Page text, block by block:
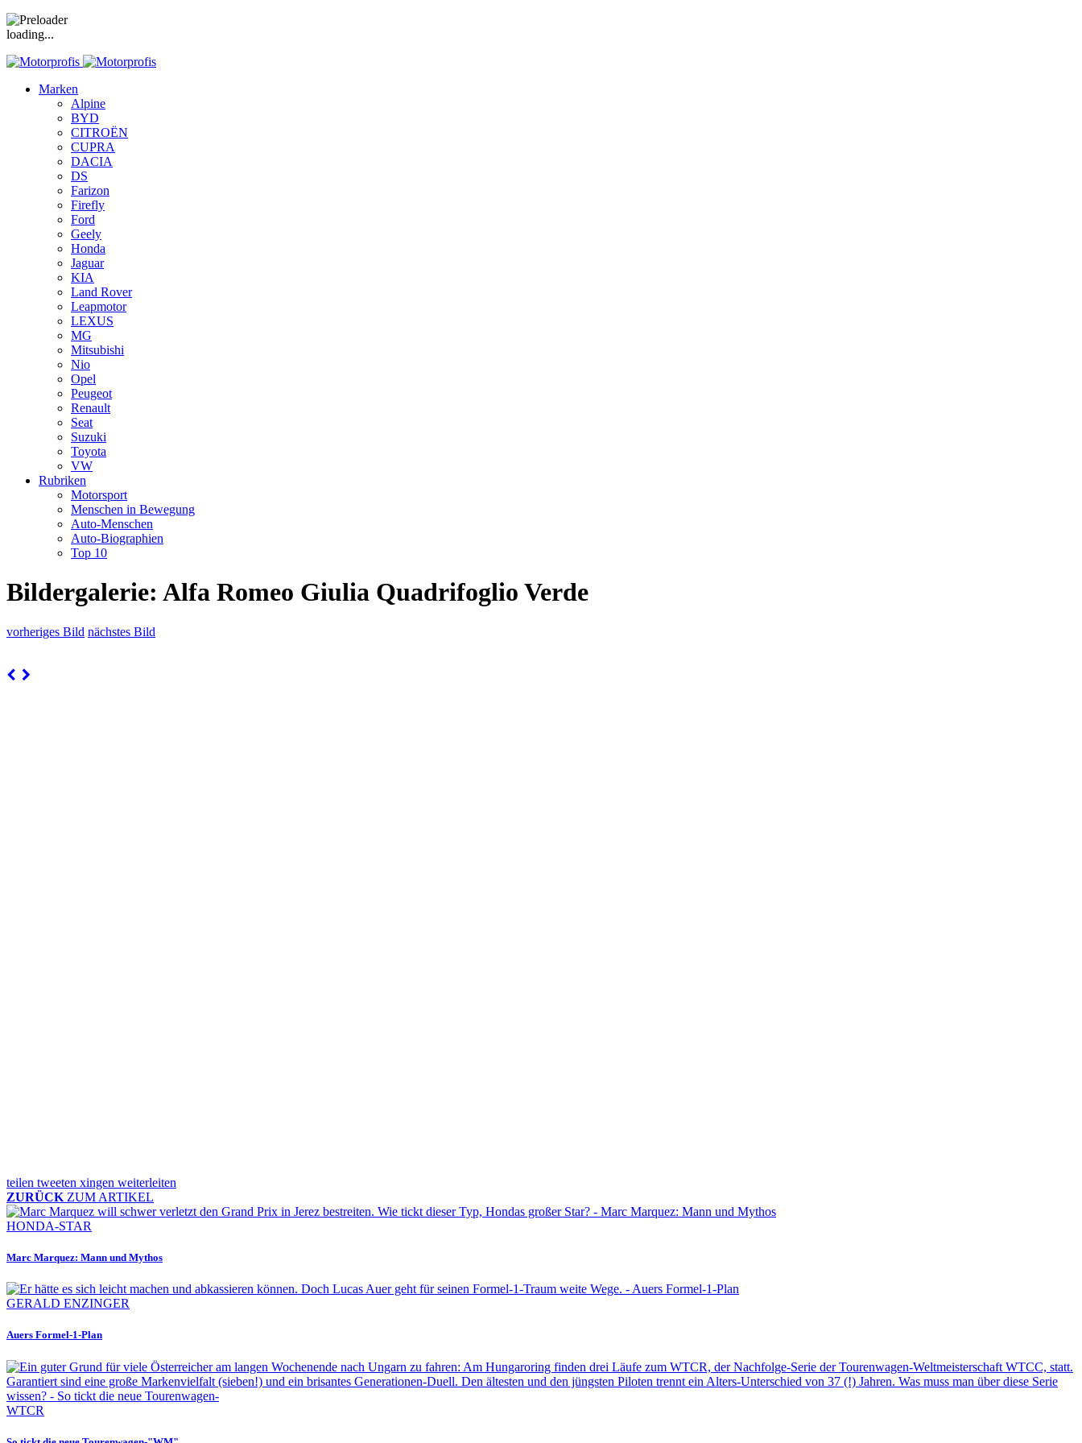
loading...
Marken
Alpine
BYD
CITROËN
CUPRA
DACIA
DS
Farizon
Firefly
Ford
Geely
Honda
Jaguar
KIA
Land Rover
Leapmotor
LEXUS
MG
Mitsubishi
Nio
Opel
Peugeot
Renault
Seat
Suzuki
Toyota
VW
Rubriken
Motorsport
Menschen in Bewegung
Auto-Menschen
Auto-Biographien
Top 10
Bildergalerie: Alfa Romeo Giulia Quadrifoglio Verde
vorheriges Bild nächstes Bild
teilen tweeten xingen weiterleiten
ZURÜCK ZUM ARTIKEL
HONDA-STAR
Marc Marquez: Mann und Mythos
GERALD ENZINGER
Auers Formel-1-Plan
WTCR